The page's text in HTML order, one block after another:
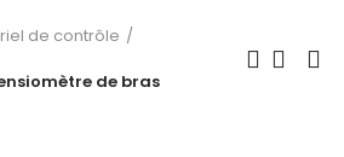
de contrôle
de bras